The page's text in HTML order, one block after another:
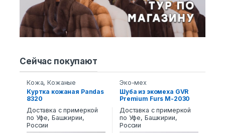
Сейчас покупают
Кожа,Кожаные
пуховики и пальто
Куртка кожаная Pandas
8320
Доставка с примеркой
по Уфе, Башкирии,
России
Эко-мех
Шуба из экомеха GVR
Premium Furs M-2030
Доставка с примеркой
по Уфе, Башкирии,
России